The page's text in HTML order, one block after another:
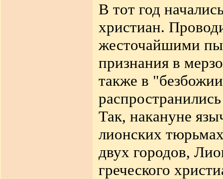
В тот год
христиан.
жесточайшими
признания в
также в
Так, накануне
лионских
двух городов,
греческого